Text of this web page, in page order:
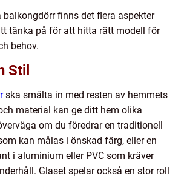
balkongdörr finns det flera aspekter
tänka på för att hitta rätt modell för
behov.
Stil
ska smälta in med resten av hemmets
material kan ge ditt hem olika
om du föredrar en traditionell
kan målas i önskad färg, eller en
i aluminium eller PVC som kräver
Glaset spelar också en stor roll